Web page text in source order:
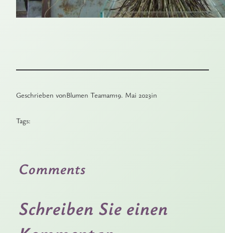
Geschrieben vonBlumen Teamam19. Mai 2023in
Tags:
Comments
Schreiben Sie einen